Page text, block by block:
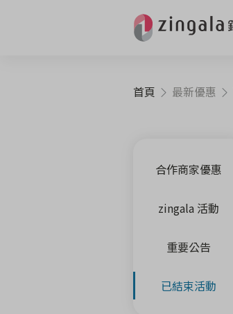
首頁 最新優惠
合作商家優惠
zingala 活動
重要公告
已結束活動